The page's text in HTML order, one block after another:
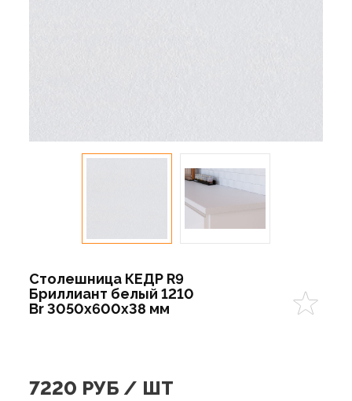
Столешница КЕДР R9
Бриллиант белый 1210
Br 3050х600х38 мм
7220 РУБ / ШТ